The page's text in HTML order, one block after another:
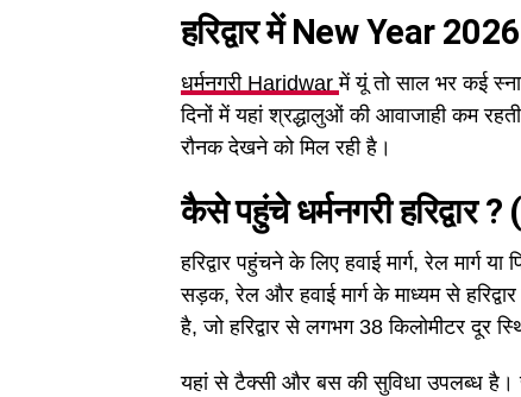
हरिद्वार में New Year
धर्मनगरी Haridwarमें यूं तो साल भर कई
दिनों में यहां श्रद्धालुओं की आवाजाही कम
रौनक देखने को मिल रही है।
कैसे पहुंचे धर्मनगरी
हरिद्वार पहुंचने के लिए हवाई मार्ग, रेल
सड़क, रेल और हवाई मार्ग के माध्यम से
है, जो हरिद्वार से लगभग 38 किलोमीटर दूर
यहां से टैक्सी और बस की सुविधा उपलब्ध